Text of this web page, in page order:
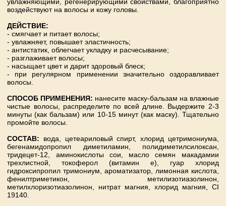
воздействуют на волосы и кожу головы.
ДЕЙСТВИЕ:
- смягчает и питает волосы;
- увлажняет, повышает эластичность;
- антистатик, облегчает укладку и расчесывание;
- разглаживает волосы;
- насыщает цвет и дарит здоровый блеск;
- при регулярном применении значительно оздоравливает
волосы.
СПОСОБ ПРИМЕНЕНИЯ: нанесите маску-бальзам на влажные
чистые волосы, распределите по всей длине. Выдержите 2-3
минуты (как бальзам) или 10-15 минут (как маску). Тщательно
промойте волосы.
СОСТАВ: вода, цетеариловый спирт, хлорид цетримониума,
бегенамидопропил диметиламин, полидиметилсилоксан,
тридецет-12, аминокислоты сои, масло семян макадамии
трехлистной, токоферол (витамин е), гуар хлорид
гидроксипропил тримониум, ароматизатор, лимонная кислота,
фенилтриметикон, метилизотиазолинон,
метилхлоризотиазолинон, нитрат магния, хлорид магния, CI
19140.